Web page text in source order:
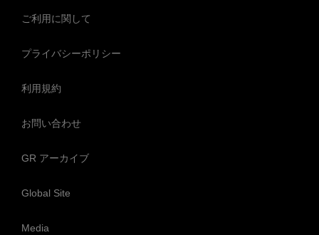
ご利用に関して
プライバシーポリシー
利用規約
お問い合わせ
GR アーカイブ
Global Site
Media